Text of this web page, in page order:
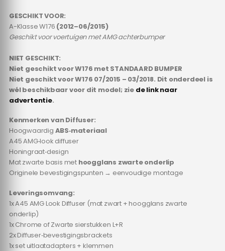
GESCHIKT VOOR:
A-Klasse W176 (2012–06/2015)
Geschikt voor voertuigen met AMG achterbumper
NIET GESCHIKT:
Niet geschikt voor W176 met STANDAARD BUMPER
Niet geschikt voor W176 07/2015 – 03/2018. Dit onderdeel is
wél beschikbaar voor dit model; zie de link naar
advertentie.
Kenmerken van Diffuser:
Hoogwaardig ABS‑materiaal
A45 AMG‑look diffuser
Honingraat‑design
Mat zwarte basis met hoogglans zwarte onderlip
Originele bevestigingspunten → eenvoudige montage
Leveringsomvang:
1x A45 AMG Look Diffuser (mat zwart + hoogglans zwarte
onderlip)
1x Chrome of Zwarte sierstukken L+R
2x Diffuser‑bevestigingsbrackets
1x set uitlaatadapters + klemmen